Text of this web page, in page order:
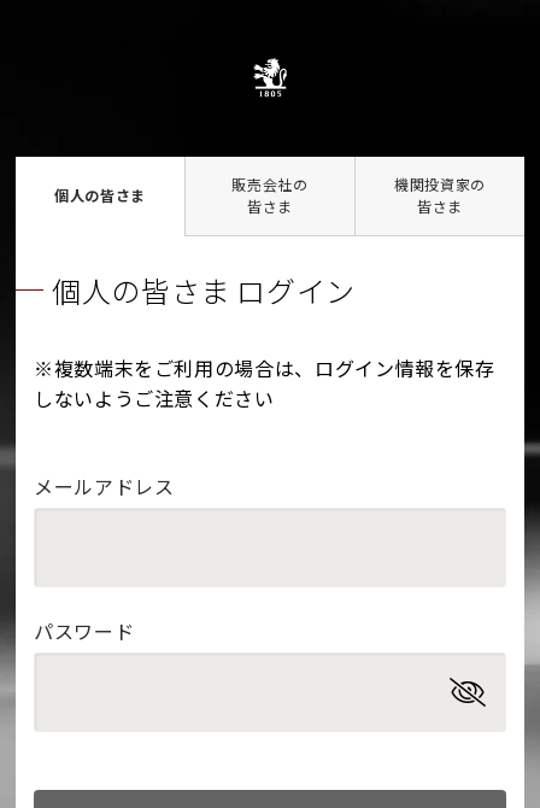
個人の皆さま
販売会社の
皆さま
機関投資家の
皆さま
個人の皆さま ログイン
※複数端末をご利用の場合は、ログイン情報を保存
しないようご注意ください
メールアドレス
パスワード